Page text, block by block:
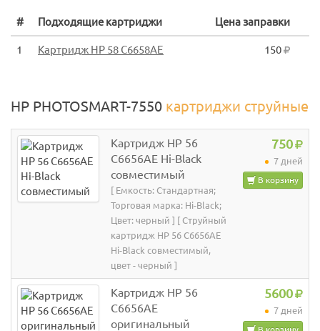
# Подходящие картриджи Цена заправки
1 Картридж HP 58 C6658AE 150
HP PHOTOSMART-7550 картриджи струйные
Картридж HP 56
C6656AE Hi-Black
совместимый
[ Емкость: Стандартная;
Торговая марка: Hi-Black;
Цвет: черный ] [ Струйный
картридж HP 56 C6656AE
Hi-Black совместимый,
цвет - черный ]
750
7 дней
В корзину
Картридж HP 56
C6656AE
оригинальный
5600
7 дней